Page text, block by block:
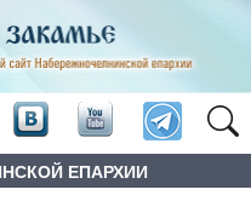
ЕПАРХИИ